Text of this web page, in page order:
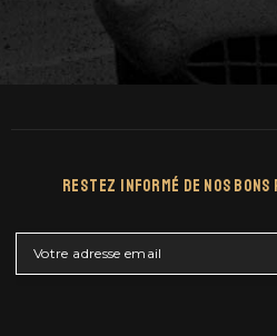
Restez Informé De Nos